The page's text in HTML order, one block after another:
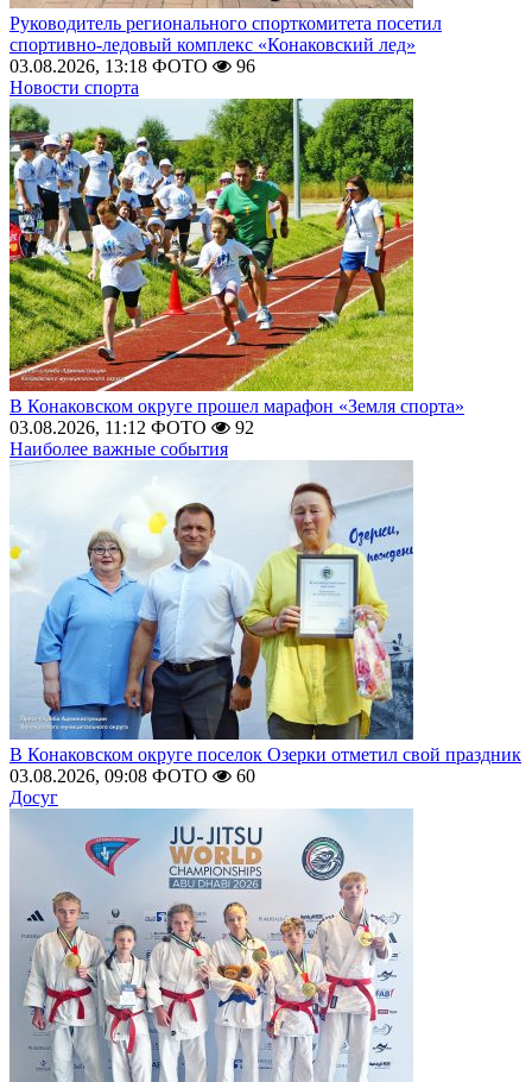
Руководитель регионального спорткомитета посетил
спортивно-ледовый комплекс «Конаковский лед»
03.08.2026, 13:18 ФОТО
96
Новости спорта
В Конаковском округе прошел марафон «Земля спорта»
03.08.2026, 11:12 ФОТО
92
Наиболее важные события
В Конаковском округе поселок Озерки отметил свой праздник
03.08.2026, 09:08 ФОТО
60
Досуг